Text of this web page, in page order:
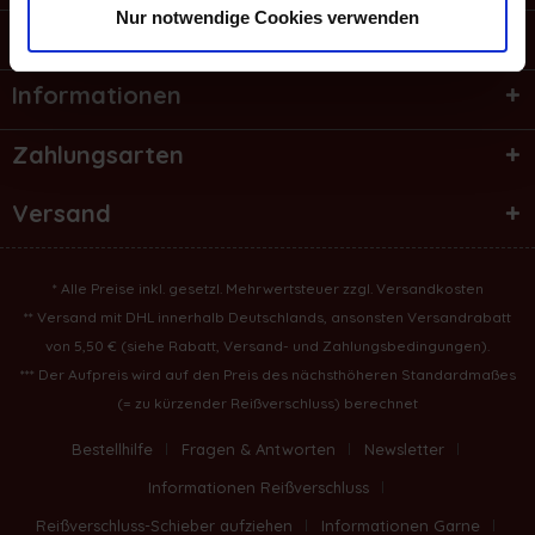
Nur notwendige Cookies verwenden
Informationen
Zahlungsarten
Versand
* Alle Preise inkl. gesetzl. Mehrwertsteuer zzgl. Versandkosten
** Versand mit DHL innerhalb Deutschlands, ansonsten Versandrabatt
von 5,50 € (siehe Rabatt, Versand- und Zahlungsbedingungen).
*** Der Aufpreis wird auf den Preis des nächsthöheren Standardmaßes
(= zu kürzender Reißverschluss) berechnet
Bestellhilfe Fragen & Antworten
Newsletter
Informationen Reißverschluss
Reißverschluss-Schieber aufziehen
Informationen Garne